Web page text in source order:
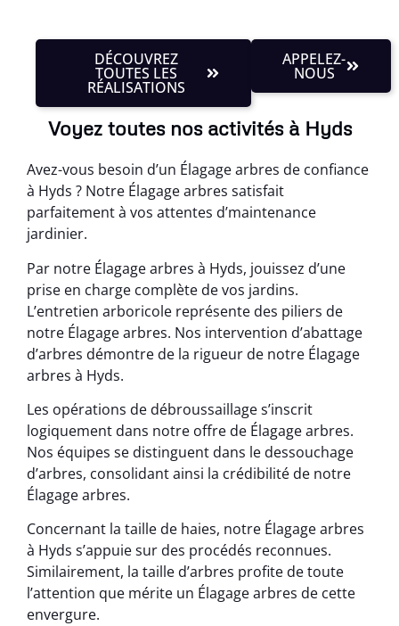
DÉCOUVREZ
TOUTES LES
RÉALISATIONS
APPELEZ-
NOUS
Voyez toutes nos activités à Hyds
Avez-vous besoin d’un Élagage arbres de confiance
à Hyds ? Notre Élagage arbres satisfait
parfaitement à vos attentes d’maintenance
jardinier.
Par notre Élagage arbres à Hyds, jouissez d’une
prise en charge complète de vos jardins.
L’entretien arboricole représente des piliers de
notre Élagage arbres. Nos intervention d’abattage
d’arbres démontre de la rigueur de notre Élagage
arbres à Hyds.
Les opérations de débroussaillage s’inscrit
logiquement dans notre offre de Élagage arbres.
Nos équipes se distinguent dans le dessouchage
d’arbres, consolidant ainsi la crédibilité de notre
Élagage arbres.
Concernant la taille de haies, notre Élagage arbres
à Hyds s’appuie sur des procédés reconnues.
Similairement, la taille d’arbres profite de toute
l’attention que mérite un Élagage arbres de cette
envergure.